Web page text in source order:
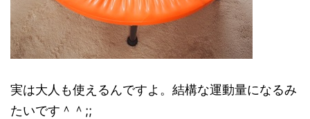
実は大人も使えるんですよ。結構な運動量になるみ
たいです＾＾;;